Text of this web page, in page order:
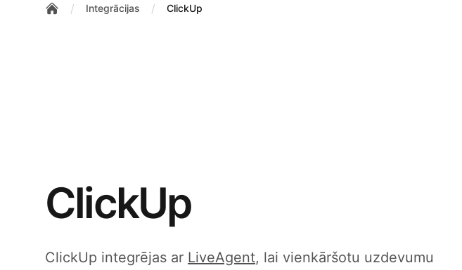
/ Integrācijas / ClickUp
ClickUp
ClickUp integrējas ar LiveAgent, lai vienkāršotu uzdevumu